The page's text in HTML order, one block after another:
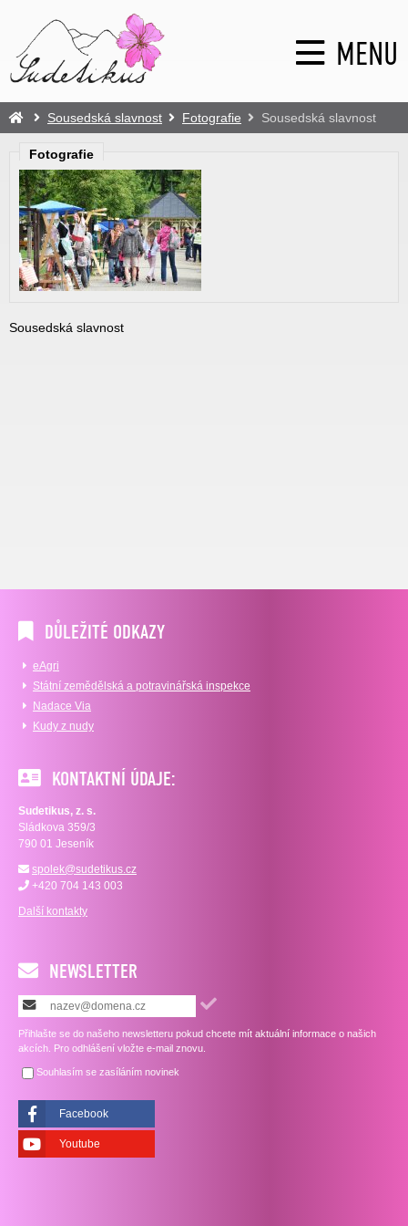
MENU
Sousedská slavnost Fotografie Sousedská slavnost
Fotografie
Sousedská slavnost
DŮLEŽITÉ ODKAZY
eAgri
Státní zemědělská a potravinářská inspekce
Nadace Via
Kudy z nudy
KONTAKTNÍ ÚDAJE:
Sudetikus, z. s.
Sládkova 359/3
790 01 Jeseník
spolek@sudetikus.cz
+420 704 143 003
Další kontakty
NEWSLETTER
Přihlašte se do našeho newsletteru pokud chcete mít aktuální informace o našich
akcích. Pro odhlášení vložte e-mail znovu.
Souhlasím se zasíláním novinek
Facebook
Youtube